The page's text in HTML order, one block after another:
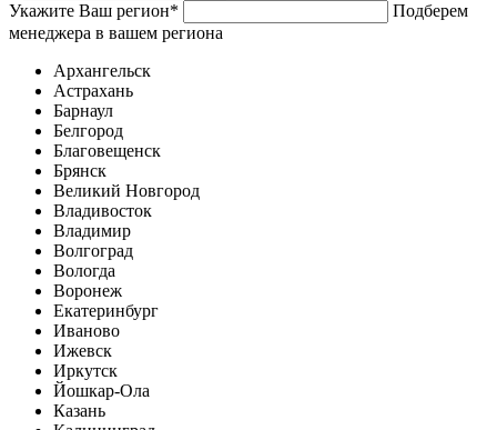
Укажите Ваш регион*
Подберем
менеджера в вашем региона
Архангельск
Астрахань
Барнаул
Белгород
Благовещенск
Брянск
Великий Новгород
Владивосток
Владимир
Волгоград
Вологда
Воронеж
Екатеринбург
Иваново
Ижевск
Иркутск
Йошкар-Ола
Казань